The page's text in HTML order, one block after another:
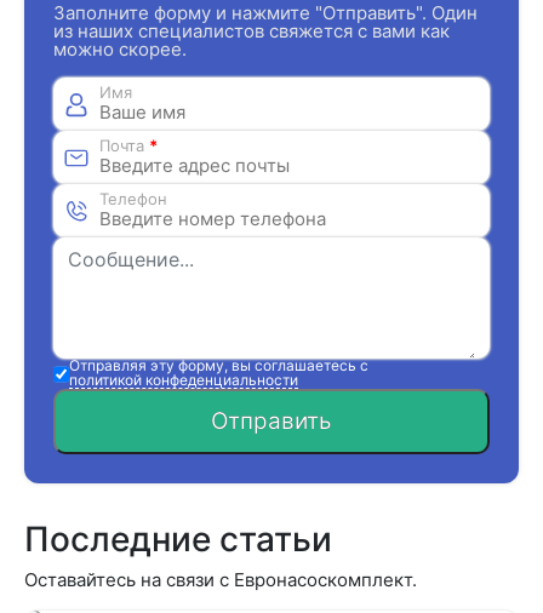
Заполните форму и нажмите "Отправить". Один
из наших специалистов свяжется с вами как
можно скорее.
Имя
Почта *
Телефон
Отправляя эту форму, вы соглашаетесь с
политикой конфеденциальности
Отправить
Последние статьи
Оставайтесь на связи с Евронасоскомплект.